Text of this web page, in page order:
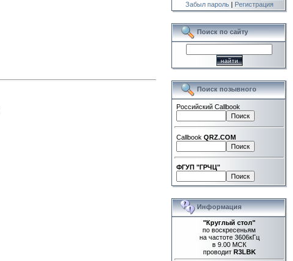
Забыл пароль| Регистрация
Поиск по сайту
Поиск позывного
Российский Callbook
Callbook QRZ.COM
ФГУП "ГРЧЦ"
Информация
"Круглый стол"
по воскресеньям
на частоте 3606кГц
в 9.00 МСК
проводит R3LBK